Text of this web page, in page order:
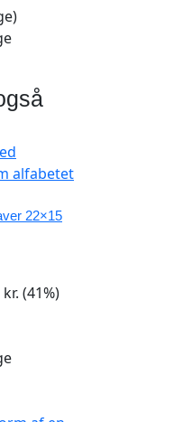
22×15
(41%)